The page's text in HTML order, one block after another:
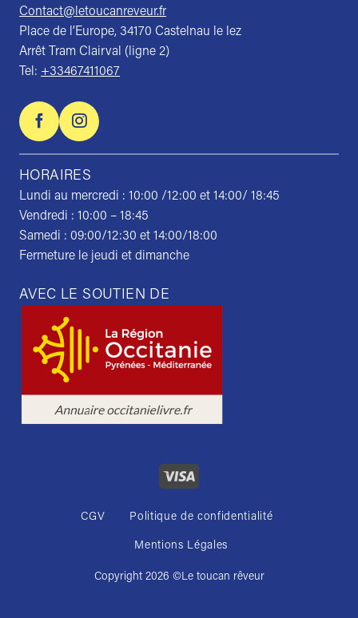
Contact@letoucanreveur.fr
Place de l’Europe, 34170 Castelnau le lez
Arrêt Tram Clairval (ligne 2)
Tel: +33467411067
HORAIRES
Lundi au mercredi : 10:00 /12:00 et 14:00/ 18:45
Vendredi : 10:00 – 18:45
Samedi : 09:00/12:30 et 14:00/18:00
Fermeture le jeudi et dimanche
AVEC LE SOUTIEN DE
CGV Politique de confidentialité
Mentions Légales
Copyright 2026 ©Le toucan rêveur